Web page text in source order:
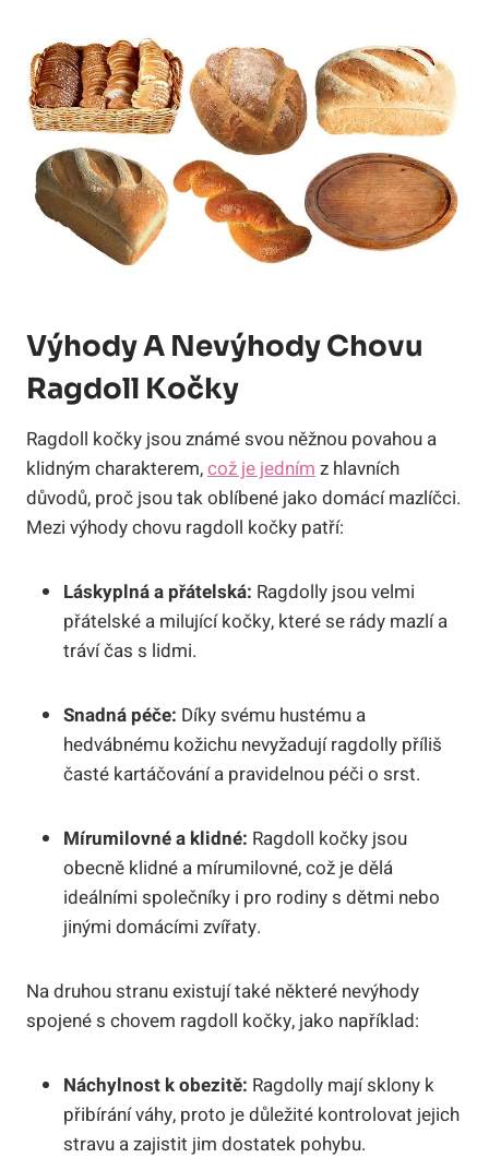
Výhody A ‍nevýhody Chovu
Ragdoll Kočky
Ragdoll kočky jsou známé svou ⁤něžnou povahou a
klidným charakterem,což je jedním ​z‍ hlavních
důvodů, proč jsou tak oblíbené jako domácí mazlíčci.
Mezi výhody chovu ragdoll kočky patří:
Láskyplná a přátelská: Ragdolly jsou velmi
přátelské a milující kočky, které se rády mazlí a
tráví​ čas s lidmi.
Snadná péče: Díky svému hustému a
hedvábnému ⁢kožichu ‌nevyžadují ragdolly příliš
časté kartáčování a pravidelnou péči ⁢o srst.
Mírumilovné a klidné: Ragdoll kočky jsou
obecně klidné⁣ a mírumilovné, což je dělá
ideálními společníky i pro rodiny s dětmi nebo
jinými domácími ⁤zvířaty.
Na druhou stranu existují‌ také některé‍ nevýhody
spojené s chovem ragdoll kočky, jako například:
Náchylnost k obezitě: Ragdolly mají sklony k
přibírání váhy, proto je důležité kontrolovat jejich
stravu a zajistit jim dostatek pohybu.